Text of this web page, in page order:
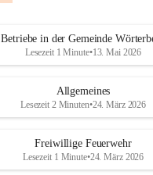
Betriebe in der Gemeinde
Lesezeit 1 Minute•13. Mai 2026
Allgemeines
Lesezeit 2 Minuten•24. März 2026
Freiwillige Feuerwehr
Lesezeit 1 Minute•24. März 2026